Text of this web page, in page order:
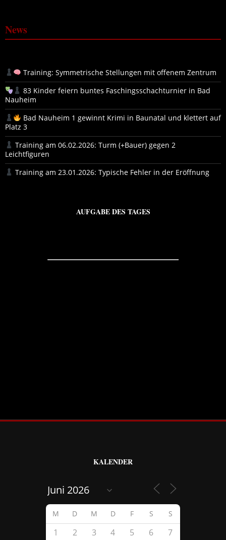
News
Training: Symmetrische Stellungen mit offenem Zentrum
83 Kinder feiern buntes Faschingsschachturnier in Bad
Nauheim
Bad Nauheim 1 gewinnt Krimi in Baunatal und klettert auf
Platz 3
Training am 06.02.2026: Turm (+Bauer) gegen 2
Leichtfiguren
Training am 23.01.2026: Typische Fehler in der Eröffnung
AUFGABE DES TAGES
KALENDER
M D M D F S S
1 2 3 4 5 6 7